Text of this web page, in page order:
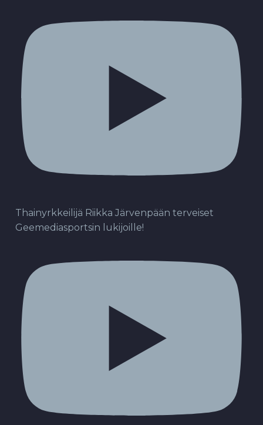
Thainyrkkeilijä Riikka Järvenpään terveiset
Geemediasportsin lukijoille!